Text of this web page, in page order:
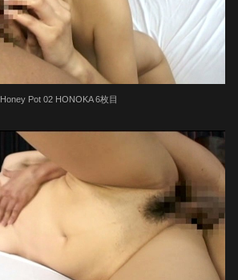
Honey Pot 02 HONOKA 6枚目